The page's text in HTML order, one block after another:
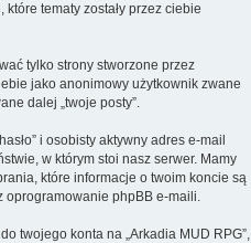
tematy zostały przez ciebie
tylko strony stworzone przez
jako anonimowy użytkownik zwane
dalej „twoje posty”.
i osobisty aktywny adres e-mail
w którym stoi nasz serwer. Mamy
które informacje o twoim koncie są
oprogramowanie phpBB e-maili.
twojego konta na „Arkadia MUD RPG”,